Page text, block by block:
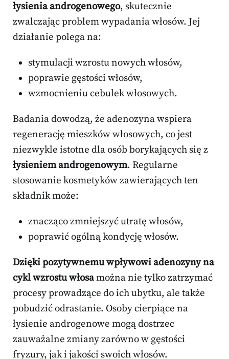
łysienia androgenowego, skutecznie
zwalczając problem wypadania włosów. Jej
działanie polega na:
stymulacji wzrostu nowych włosów,
poprawie gęstości włosów,
wzmocnieniu cebulek włosowych.
Badania dowodzą, że adenozyna wspiera
regenerację mieszków włosowych, co jest
niezwykle istotne dla osób borykających się z
łysieniem androgenowym. Regularne
stosowanie kosmetyków zawierających ten
składnik może:
znacząco zmniejszyć utratę włosów,
poprawić ogólną kondycję włosów.
Dzięki pozytywnemu wpływowi adenozyny na
cykl wzrostu włosamożna nie tylko zatrzymać
procesy prowadzące do ich ubytku, ale także
pobudzić odrastanie. Osoby cierpiące na
łysienie androgenowe mogą dostrzec
zauważalne zmiany zarówno w gęstości
fryzury, jak i jakości swoich włosów.